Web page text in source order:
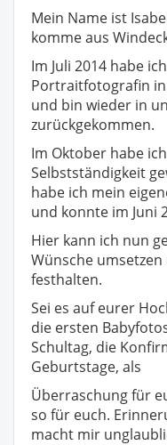
Mein Name ist
komme aus
Im Juli 2014 habe
Portraitfotografin
und bin wieder in
zurückgekommen.
Im Oktober habe
Selbstständigkeit
habe ich mein
und konnte im Juni
Hier kann ich nun
Wünsche
festhalten.
Sei es auf eurer
die ersten
Schultag, die
Geburtstage, als
Überraschung für
so für euch.
macht mir